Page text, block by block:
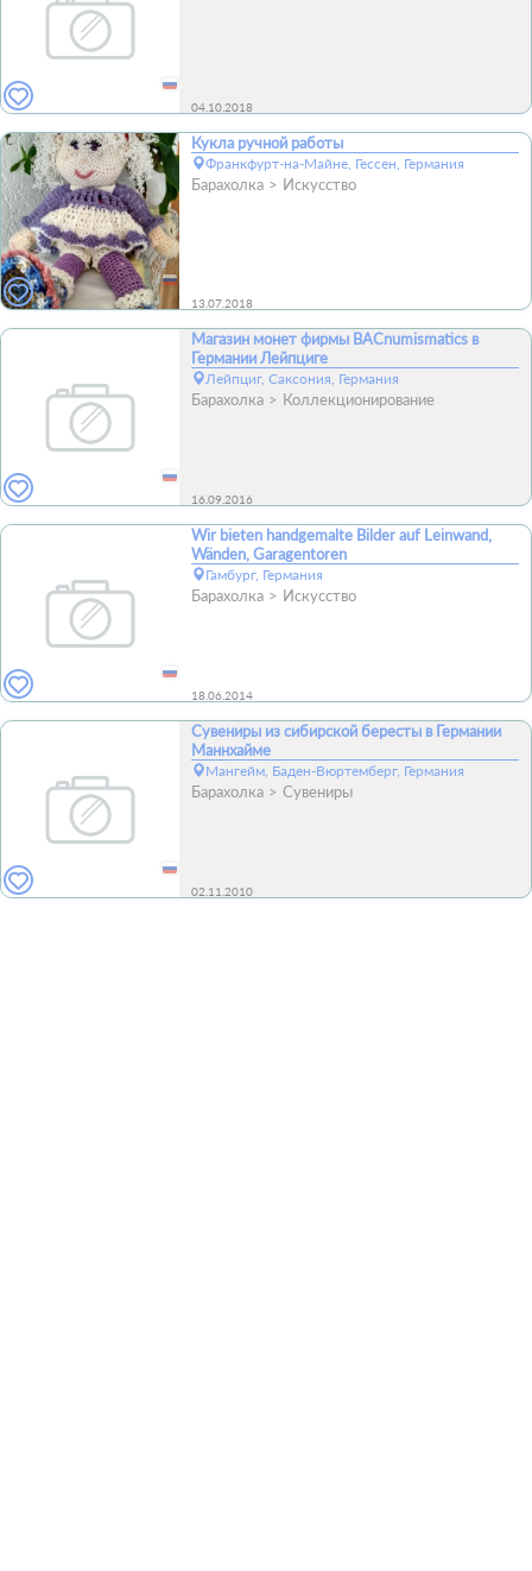
04.10.2018
Кукла ручной работы
Франкфурт-на-Майне, Гессен, Германия
Барахолка Искусство
13.07.2018
Магазин монет фирмы BACnumismatics в
Германии Лейпциге
Лейпциг, Саксония, Германия
Барахолка Коллекционирование
16.09.2016
Wir bieten handgemalte Bilder auf Leinwand,
Wänden, Garagentoren
Гамбург, Германия
Барахолка Искусство
18.06.2014
Сувениры из сибирской бересты в Германии
Маннхайме
Мангейм, Баден-Вюртемберг, Германия
Барахолка Сувениры
02.11.2010